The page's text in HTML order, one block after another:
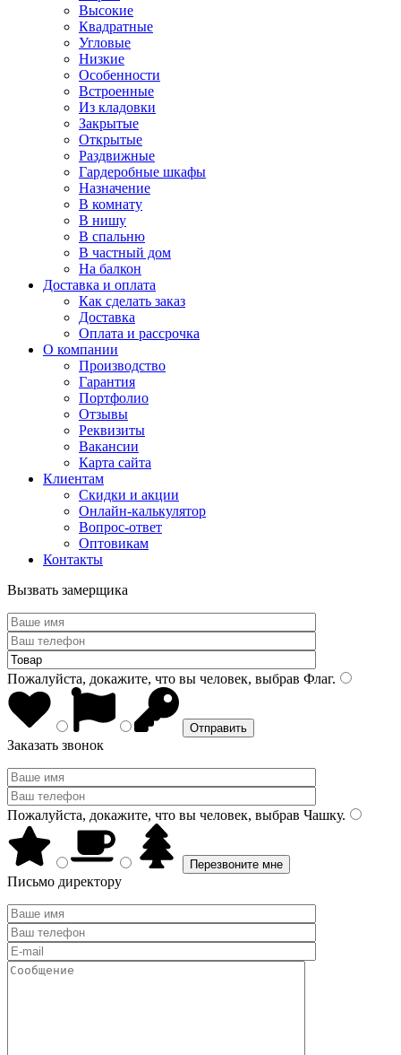
Высокие
Квадратные
Угловые
Низкие
Особенности
Встроенные
Из кладовки
Закрытые
Открытые
Раздвижные
Гардеробные шкафы
Назначение
В комнату
В нишу
В спальню
В частный дом
На балкон
Доставка и оплата
Как сделать заказ
Доставка
Оплата и рассрочка
О компании
Производство
Гарантия
Портфолио
Отзывы
Реквизиты
Вакансии
Карта сайта
Клиентам
Скидки и акции
Онлайн-калькулятор
Вопрос-ответ
Оптовикам
Контакты
Вызвать замерщика
Пожалуйста, докажите, что вы человек, выбрав Флаг.
Заказать звонок
Пожалуйста, докажите, что вы человек, выбрав Чашку.
Письмо директору